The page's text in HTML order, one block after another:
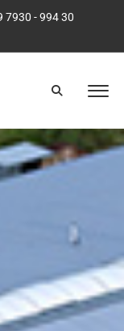
7930 - 994 30